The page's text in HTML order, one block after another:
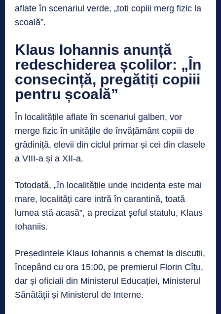
aflate în scenariul verde, „toți copiii merg fizic la
școală”.
Klaus Iohannis anunță
redeschiderea școlilor: „În
consecință, pregătiți copiii
pentru școală”
În localitățile aflate în scenariul galben, vor
merge fizic în unitățile de învățământ copiii de
grădiniță, elevii din ciclul primar și cei din clasele
a VIII-a și a XII-a.
Totodată, „în localitățile unde incidența este mai
mare, localități care intră în carantină, toată
lumea stă acasă”, a precizat șeful statulu, Klaus
Iohaniis.
Președintele Klaus Iohannis a chemat la discuții,
începând cu ora 15:00, pe premierul Florin Cîțu,
dar și oficiali din Ministerul Educației, Ministerul
Sănătății și Ministerul de Interne.